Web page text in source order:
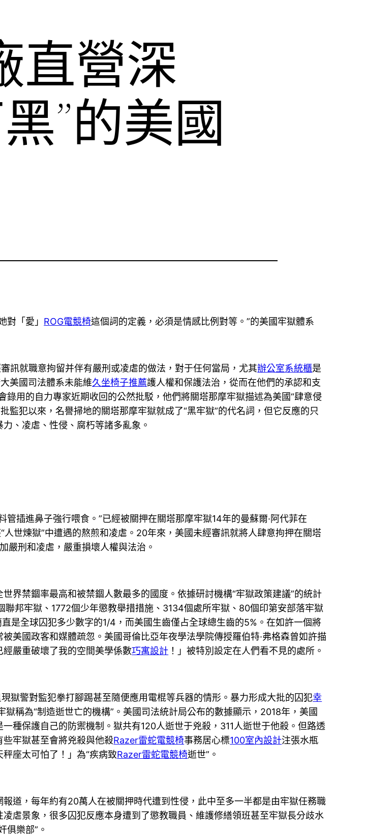
直營深
”的美國
對「愛」 ROG電競椅這個詞的定義，必須是情感比例對等。”的美國牢獄體系
訊就職意拘留并伴有嚴刑或凌虐的做法，對于任何當局，尤其辦公室系統櫃是
美國司法體系未能維久坐椅子推薦護人權和保護法治，從而在他們的承認和支
用的自力專家近期收回的公然批駁，他們將關塔那摩牢獄描述為美國“肆意侵
監犯以來，名譽掃地的關塔那摩牢獄就成了“黑牢獄”的代名詞，但它反應的只
、凌虐、性侵、腐朽等諸多亂象。
插進鼻子強行喂食。”已經被關押在關塔那摩牢獄14年的曼蘇爾·阿代菲在
世煉獄”中遭遇的熬煎和凌虐。20年來，美國未經審訊就將人肆意拘押在關塔
嚴刑和凌虐，嚴重損壞人權與法治。
界禁錮率最高和被禁錮人數最多的國度。依據研討機構“牢獄政策建議”的統計
邦牢獄、1772個少年懲教舉措措施、3134個處所牢獄、80個印第安部落牢獄
全球囚犯多少數字的1/4，而美國生齒僅占全球總生齒的5%。在如許一個將
美國政客和媒體疏忽。美國哥倫比亞年夜學法學院傳授羅伯特·弗格森曾如許描
嚴重破壞了我的空間美學係數巧寓設計 ！」被特別設定在人們看不見的處所。
獄警對監犯拳打腳踢甚至隨便應用電棍等兵器的情形。暴力形成大批的囚犯幸
稱為“制造逝世亡的機構”。美國司法統計局公布的數據顯示，2018年，美國
種保護自己的防禦機制。獄共有120人逝世于兇殺，311人逝世于他殺。但路透
牢獄甚至會將兇殺與他殺Razer雷蛇電競椅事務居心標100室內設計注張水瓶
座太可怕了！」為“疾病致Razer雷蛇電競椅逝世”。
道，每年約有20萬人在被關押時代遭到性侵，此中至多一半都是由牢獄任務職
虐景象，很多囚犯反應本身遭到了懲教職員、維護修繕領班甚至牢獄長分歧水
俱樂部”。